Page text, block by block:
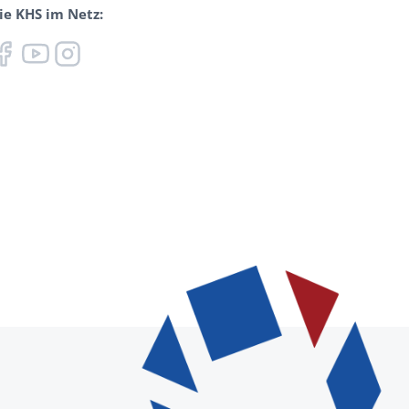
KHS im Netz: